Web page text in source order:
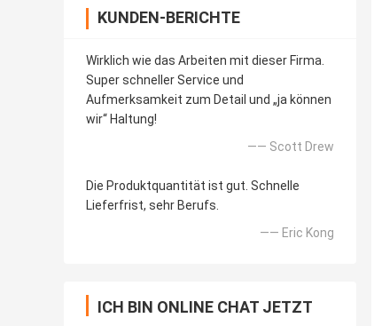
KUNDEN-BERICHTE
Wirklich wie das Arbeiten mit dieser Firma.
Super schneller Service und
Aufmerksamkeit zum Detail und „ja können
wir“ Haltung!
—— Scott Drew
Die Produktquantität ist gut. Schnelle
Lieferfrist, sehr Berufs.
—— Eric Kong
ICH BIN ONLINE CHAT JETZT